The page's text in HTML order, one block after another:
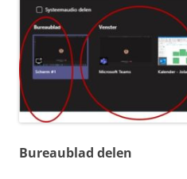
Bureaublad delen